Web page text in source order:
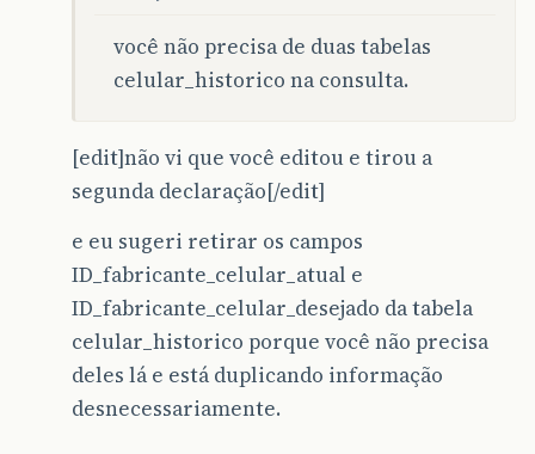
você não precisa de duas tabelas
celular_historico na consulta.
[edit]não vi que você editou e tirou a
segunda declaração[/edit]
e eu sugeri retirar os campos
ID_fabricante_celular_atual e
ID_fabricante_celular_desejado da tabela
celular_historico porque você não precisa
deles lá e está duplicando informação
desnecessariamente.